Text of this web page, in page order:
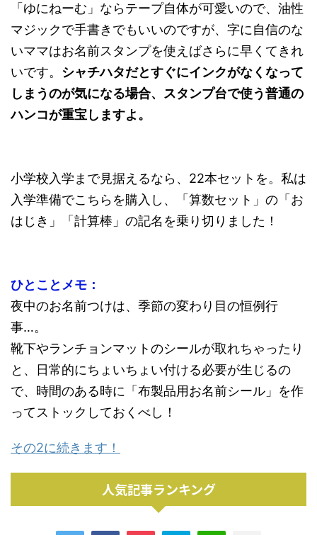
「ゆにねーむ」ならテープ自体が可愛いので、油性
マジックで手書きでもいいのですが、字に自信のな
いママはお名前スタンプを使えばさらに早くてきれ
いです。 シャチハタだとすぐにインクがなくなって
しまうのが気になる場合、スタンプ台で使う普通の
ハンコが重宝しますよ。
小学校入学まで見据えるなら、22本セットを。私は
入学準備でこちらを購入し、「算数セット」の「お
はじき」「計算棒」の記名を乗り切りました！
ひとことメモ：
夜中のお名前つけは、季節の変わり目の恒例行
事…。
靴下やランチョンマットのシールが取れちゃったり
と、日常的にちょいちょい付ける必要が生じるの
で、時間のある時に「布製品用お名前シール」を作
ってストックしておくべし！
その2に続きます！
人気記事ランキング